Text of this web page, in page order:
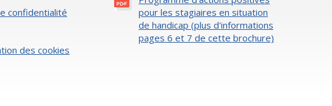
confidentialité
des cookies
pour les stagiaires en situation
de handicap (plus d'informations
pages 6 et 7 de cette brochure)